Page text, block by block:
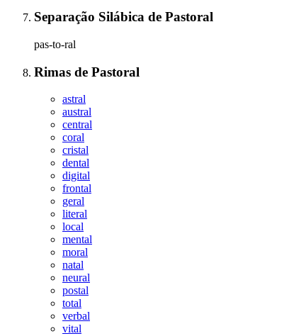
Separação Silábica de Pastoral
pas-to-ral
Rimas de Pastoral
astral
austral
central
coral
cristal
dental
digital
frontal
geral
literal
local
mental
moral
natal
neural
postal
total
verbal
vital